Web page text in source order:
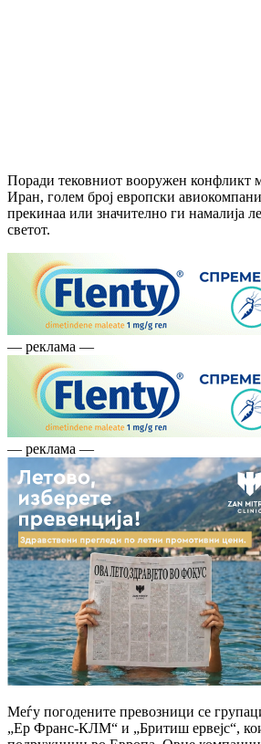
Поради тековниот вооружен конфликт
Иран, голем број европски
прекинаа или значително ги намалија
светот.
— реклама —
— реклама —
Меѓу погодените превозници се
„Ер Франс-КЛМ“ и „Бритиш ервејс“,